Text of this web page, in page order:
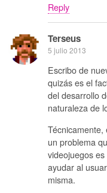
Reply
Terseus
5 julio 2013
Escribo de
quizás es el
del desarrollo
naturaleza de
un problema
videojuegos
ayudar al
misma.